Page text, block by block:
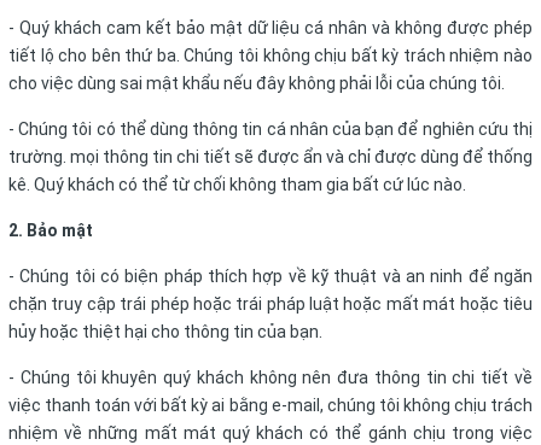
- Quý khách cam kết bảo mật dữ liệu cá nhân và không được phép
tiết lộ cho bên thứ ba. Chúng tôi không chịu bất kỳ trách nhiệm nào
cho việc dùng sai mật khẩu nếu đây không phải lỗi của chúng tôi.
- Chúng tôi có thể dùng thông tin cá nhân của bạn để nghiên cứu thị
trường. mọi thông tin chi tiết sẽ được ẩn và chỉ được dùng để thống
kê. Quý khách có thể từ chối không tham gia bất cứ lúc nào.
2. Bảo mật
- Chúng tôi có biện pháp thích hợp về kỹ thuật và an ninh để ngăn
chặn truy cập trái phép hoặc trái pháp luật hoặc mất mát hoặc tiêu
hủy hoặc thiệt hại cho thông tin của bạn.
- Chúng tôi khuyên quý khách không nên đưa thông tin chi tiết về
việc thanh toán với bất kỳ ai bằng e-mail, chúng tôi không chịu trách
nhiệm về những mất mát quý khách có thể gánh chịu trong việc